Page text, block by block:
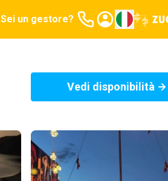
Sei un gestore?
Vedi disponibilità